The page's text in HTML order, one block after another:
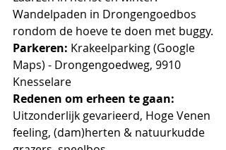
Wandelpaden in Drongengoedbos
rondom de hoeve te doen met buggy.
Parkeren: Krakeelparking (Google
Maps) - Drongengoedweg, 9910
Knesselare
Redenen om erheen te gaan:
Uitzonderlijk gevarieerd, Hoge Venen
feeling, (dam)herten & natuurkudde